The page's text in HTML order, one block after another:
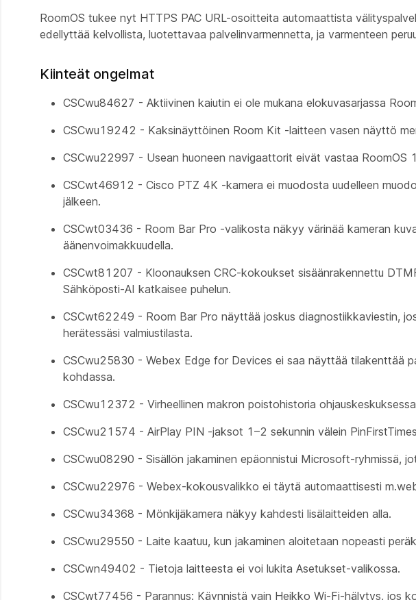
RoomOS tukee nyt HTTPS PAC URL-osoitteita automaattista
edellyttää kelvollista, luotettavaa palvelinvarmennetta, ja varmenteen
Kiinteät ongelmat
CSCwu84627 - Aktiivinen kaiutin ei ole mukana elokuvasarjassa
CSCwu19242 - Kaksinäyttöinen Room Kit -laitteen vasen näyttö
CSCwu22997 - Usean huoneen navigaattorit eivät vastaa RoomOS
CSCwt46912 - Cisco PTZ 4K -kamera ei muodosta uudelleen
jälkeen.
CSCwt03436 - Room Bar Pro -valikosta näkyy värinää kameran
äänenvoimakkuudella.
CSCwt81207 - Kloonauksen CRC-kokoukset sisäänrakennettu
Sähköposti-AI katkaisee puhelun.
CSCwt62249 - Room Bar Pro näyttää joskus diagnostiikkaviestin,
herätessäsi valmiustilasta.
CSCwu25830 - Webex Edge for Devices ei saa näyttää tilakenttää
kohdassa.
CSCwu12372 - Virheellinen makron poistohistoria
CSCwu21574 - AirPlay PIN -jaksot 1–2 sekunnin välein
CSCwu08290 - Sisällön jakaminen epäonnistui Microsoft-ryhmissä,
CSCwu22976 - Webex-kokousvalikko ei täytä automaattisesti
CSCwu34368 - Mönkijäkamera näkyy kahdesti lisälaitteiden alla.
CSCwu29550 - Laite kaatuu, kun jakaminen aloitetaan nopeasti
CSCwn49402 - Tietoja laitteesta ei voi lukita Asetukset-valikossa.
CSCwt77456 - Parannus: Käynnistä vain Heikko Wi-Fi-hälytys, jos